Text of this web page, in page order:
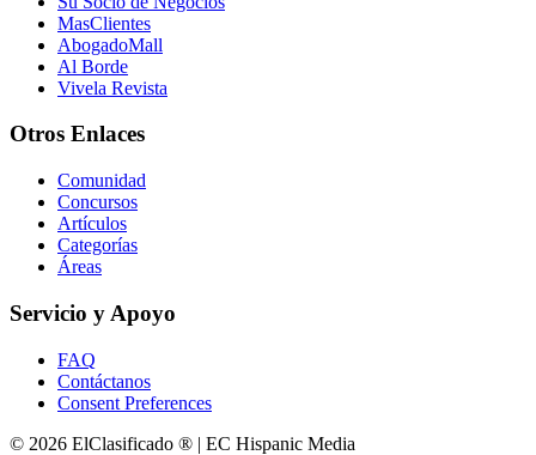
MasClientes
AbogadoMall
Al Borde
Vivela Revista
Otros Enlaces
Comunidad
Concursos
Artículos
Categorías
Áreas
Servicio y Apoyo
FAQ
Contáctanos
Consent Preferences
© 2026 ElClasificado ® | EC Hispanic Media